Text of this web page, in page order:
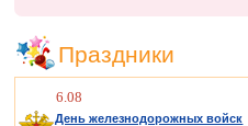
Праздники
6.08
День железнодорожных войск